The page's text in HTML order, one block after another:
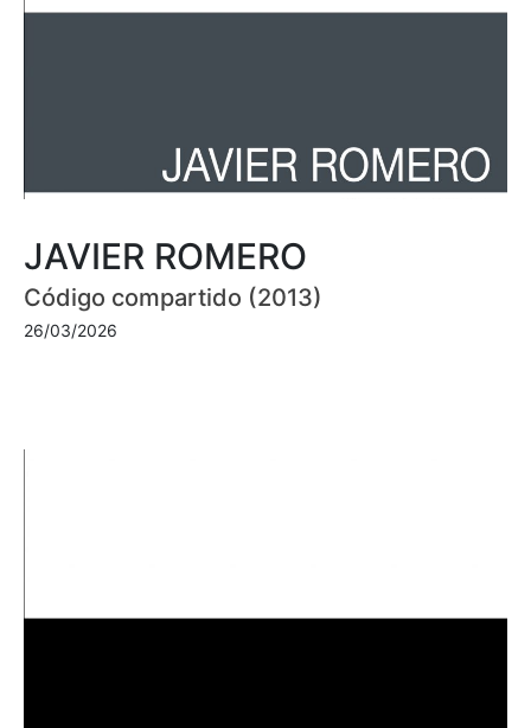
JAVIER ROMERO
Código compartido (2013)
26/03/2026